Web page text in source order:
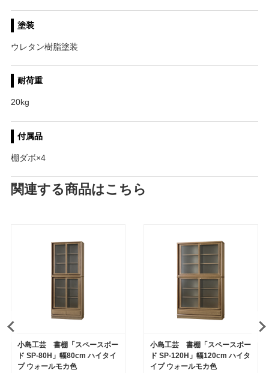
塗装
ウレタン樹脂塗装
耐荷重
20kg
付属品
棚ダボ×4
関連する商品はこちら
小島工芸 書棚「スペースボー
ド SP-80H」幅80cm ハイタイ
プ ウォールモカ色
小島工芸 書棚「スペースボー
ド SP-120H」幅120cm ハイタ
イプ ウォールモカ色